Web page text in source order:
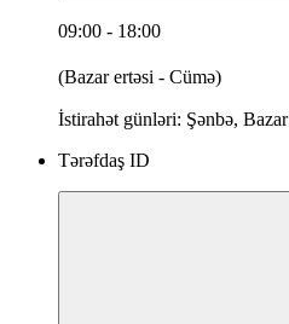
09:00 - 18:00
(Bazar ertəsi - Cümə)
İstirahət günləri: Şənbə, Bazar
Tərəfdaş ID